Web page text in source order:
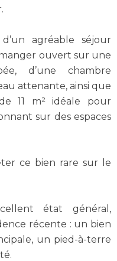
agréable séjour
ouvert sur une
d’une chambre
attenante, ainsi que
11 m² idéale pour
sur des espaces
ce bien rare sur le
état général,
récente : un bien
un pied-à-terre